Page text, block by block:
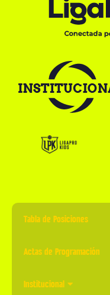
Tabla de Posiciones
Actas de Programación
Institucional